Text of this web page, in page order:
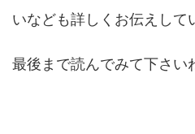
いなども詳しくお伝えして
最後まで読んでみて下さい